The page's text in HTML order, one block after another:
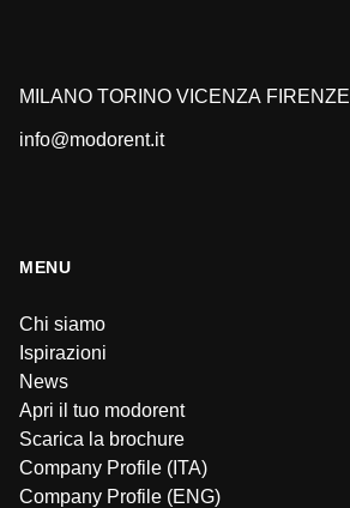
MILANO TORINO VICENZA FIRENZE
info@modorent.it
MENU
Chi siamo
Ispirazioni
News
Apri il tuo modorent
Scarica la brochure
Company Profile (ITA)
Company Profile (ENG)